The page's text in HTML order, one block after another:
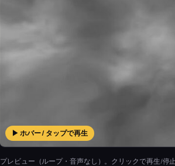
▶ ホバー / タップで再生
プレビュー（ループ・音声なし）。クリックで再生/停止